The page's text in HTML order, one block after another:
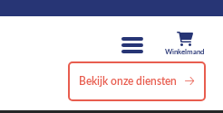
Winkelmand
Bekijk onze diensten